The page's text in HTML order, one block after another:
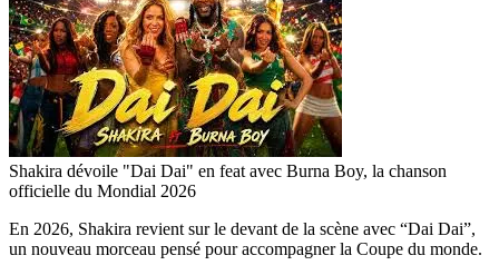
Shakira dévoile "Dai Dai" en feat avec Burna Boy, la chanson
officielle du Mondial 2026
En 2026, Shakira revient sur le devant de la scène avec “Dai Dai”,
un nouveau morceau pensé pour accompagner la Coupe du monde.